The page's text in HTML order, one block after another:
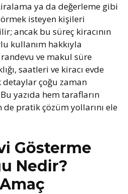
ya da değerleme gibi
isteyen kişileri
ancak bu süreç kiracının
kullanım hakkıyla
ve makul süre
saatleri ve kiracı evde
çoğu zaman
yazıda hem tarafların
pratik çözüm yollarını ele
Gösterme
Nedir?